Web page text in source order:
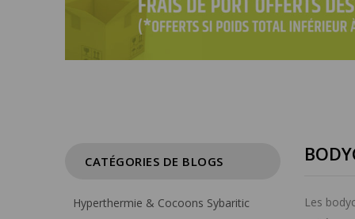
CATÉGORIES DE BLOGS
Hyperthermie & Cocoons Sybaritic
Les